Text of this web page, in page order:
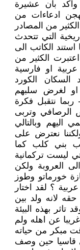
بان عشيرة
ادعاءات من
من المصادر
التي تتحدث
استند الكاتب الى
الكثير من
عربية او فارسية
السكان الكورد
او لغرض سلبهم
- ربما نتقبل فكرة
الرصافي وتربى
اليهم وبالتالي
نعترض على
بني كلب كما
ليست تركمانية
العروبة ولكن
خورماتو وطوز
؟ لقد اختار
لانه ولد بين
بهذه البيئة
عن اهله ولم
مبكر من حياته
قاسيا حين وصف